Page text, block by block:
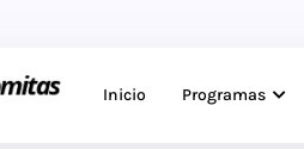
Inicio Programas